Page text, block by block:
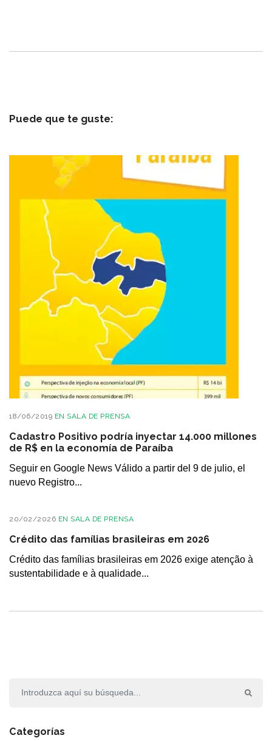
Puede que te guste:
18/06/2019 EN SALA DE PRENSA
Cadastro Positivo podría inyectar 14.000 millones
de R$ en la economía de Paraíba
Seguir en Google News Válido a partir del 9 de julio, el
nuevo Registro...
20/02/2026 EN SALA DE PRENSA
Crédito das famílias brasileiras em 2026
Crédito das famílias brasileiras em 2026 exige atenção à
sustentabilidade e à qualidade...
Categorías